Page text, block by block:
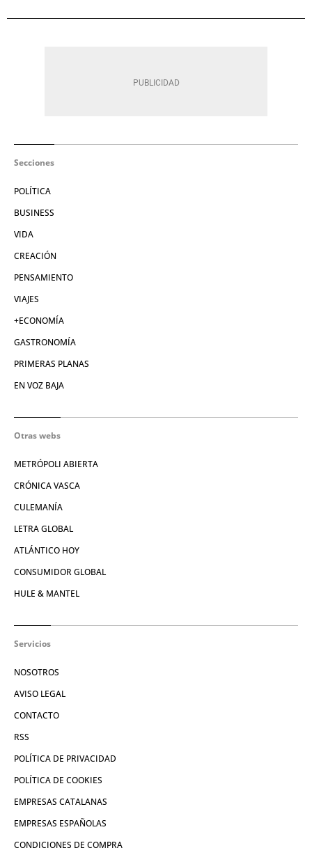
Secciones
POLÍTICA
BUSINESS
VIDA
CREACIÓN
PENSAMIENTO
VIAJES
+ECONOMÍA
GASTRONOMÍA
PRIMERAS PLANAS
EN VOZ BAJA
Otras webs
METRÓPOLI ABIERTA
CRÓNICA VASCA
CULEMANÍA
LETRA GLOBAL
ATLÁNTICO HOY
CONSUMIDOR GLOBAL
HULE & MANTEL
Servicios
NOSOTROS
AVISO LEGAL
CONTACTO
RSS
POLÍTICA DE PRIVACIDAD
POLÍTICA DE COOKIES
EMPRESAS CATALANAS
EMPRESAS ESPAÑOLAS
CONDICIONES DE COMPRA